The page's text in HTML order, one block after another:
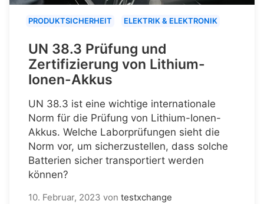
PRODUKTSICHERHEIT ELEKTRIK & ELEKTRONIK
UN 38.3 Prüfung und
Zertifizierung von Lithium-
Ionen-Akkus
UN 38.3 ist eine wichtige internationale
Norm für die Prüfung von Lithium-Ionen-
Akkus. Welche Laborprüfungen sieht die
Norm vor, um sicherzustellen, dass solche
Batterien sicher transportiert werden
können?
10. Februar, 2023 von testxchange